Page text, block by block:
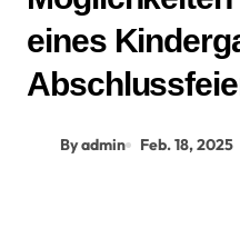
eines
By admin Feb. 18, 2025